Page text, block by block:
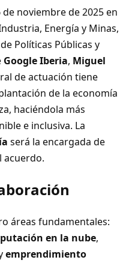
noviembre de 2025 en
Energía y Minas,
Políticas Públicas y
Google Iberia, Miguel
de actuación tiene
de la economía
haciéndola más
e inclusiva. La
será la encargada de
acuerdo.
áreas fundamentales:
en la nube,
emprendimiento